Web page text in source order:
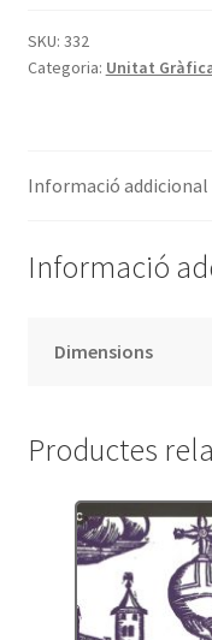
1969).
Gravats
SKU: 332
Categoria: Unitat
Informació addicional
Informació
Dimensions
Productes